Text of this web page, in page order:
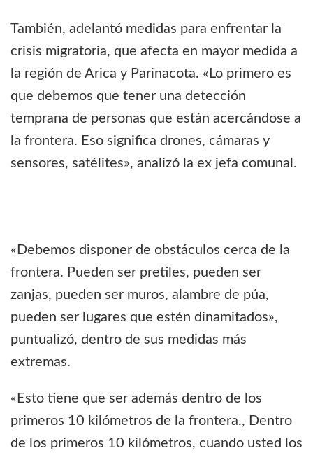
También, adelantó medidas para enfrentar la
crisis migratoria, que afecta en mayor medida a
la región de Arica y Parinacota. «Lo primero es
que debemos que tener una detección
temprana de personas que están acercándose a
la frontera. Eso significa drones, cámaras y
sensores, satélites», analizó la ex jefa comunal.
«Debemos disponer de obstáculos cerca de la
frontera. Pueden ser pretiles, pueden ser
zanjas, pueden ser muros, alambre de púa,
pueden ser lugares que estén dinamitados»,
puntualizó, dentro de sus medidas más
extremas.
«Esto tiene que ser además dentro de los
primeros 10 kilómetros de la frontera., Dentro
de los primeros 10 kilómetros, cuando usted los